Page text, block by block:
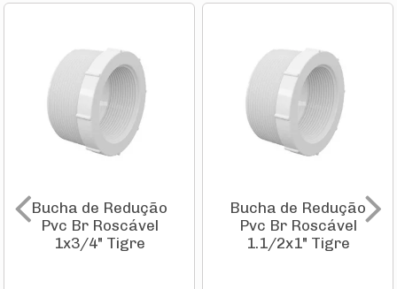
Bucha de Redução
Pvc Br Roscável
1x3/4" Tigre
Bucha de Redução
Pvc Br Roscável
1.1/2x1" Tigre